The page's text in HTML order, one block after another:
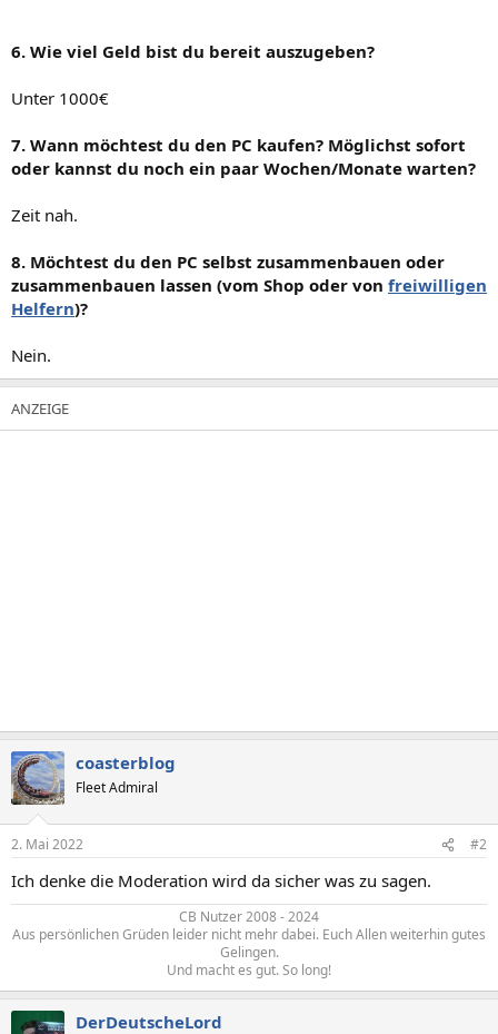
6. Wie viel Geld bist du bereit auszugeben?
Unter 1000€
7. Wann möchtest du den PC kaufen? Möglichst sofort
oder kannst du noch ein paar Wochen/Monate warten?
Zeit nah.
8. Möchtest du den PC selbst zusammenbauen oder
zusammenbauen lassen (vom Shop oder von freiwilligen
Helfern)?
Nein.
coasterblog
Fleet Admiral
2. Mai 2022 #2
Ich denke die Moderation wird da sicher was zu sagen.
CB Nutzer 2008 - 2024
Aus persönlichen Grüden leider nicht mehr dabei. Euch Allen weiterhin gutes
Gelingen.
Und macht es gut. So long!​
DerDeutscheLord